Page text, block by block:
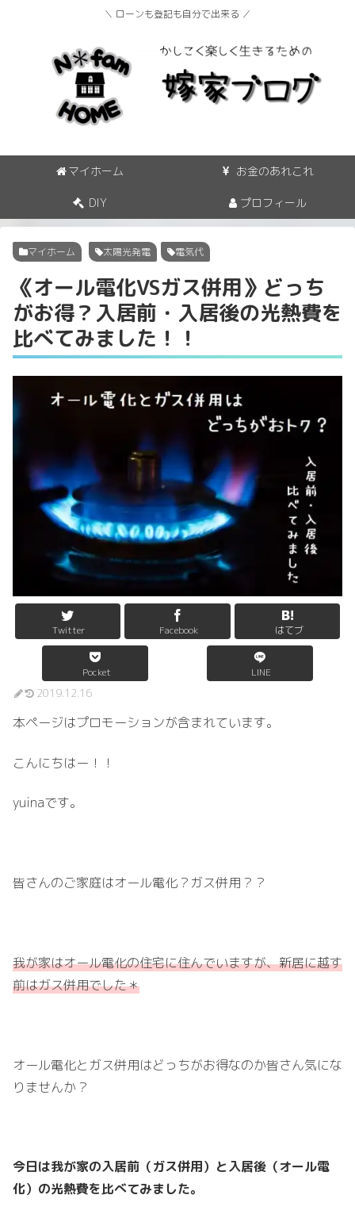
＼ ローンも登記も自分で出来る ／
マイホーム お金のあれこれ
DIY プロフィール
マイホーム 太陽光発電 電気代
《オール電化VSガス併用》どっち
がお得？入居前・入居後の光熱費を
比べてみました！！
Twitter Facebook はてブ
Pocket LINE
2019.12.16
本ページはプロモーションが含まれています。
こんにちはー！！
yuinaです。
皆さんのご家庭はオール電化？ガス併用？？
我が家はオール電化の住宅に住んでいますが、新居に越す
前はガス併用でした＊
オール電化とガス併用はどっちがお得なのか皆さん気にな
りませんか？
今日は我が家の入居前（ガス併用）と入居後（オール電
化）の光熱費を比べてみました。